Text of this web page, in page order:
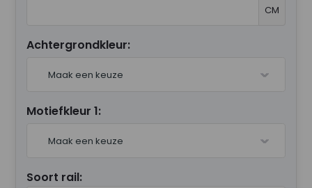
CM
Achtergrondkleur:
Maak een keuze
Motiefkleur 1:
Maak een keuze
Soort rail: